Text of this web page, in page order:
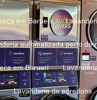
em Barueri
automatizada perto de
em Barueri
Lavanderia de edredons